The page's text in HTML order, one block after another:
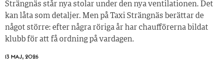
Strängnäs står nya stolar under den nya ventilationen. Det
kan låta som detaljer. Men på Taxi Strängnäs berättar de
något större: efter några röriga år har chaufförerna bildat
klubb för att få ordning på vardagen.
13 MAJ, 2026